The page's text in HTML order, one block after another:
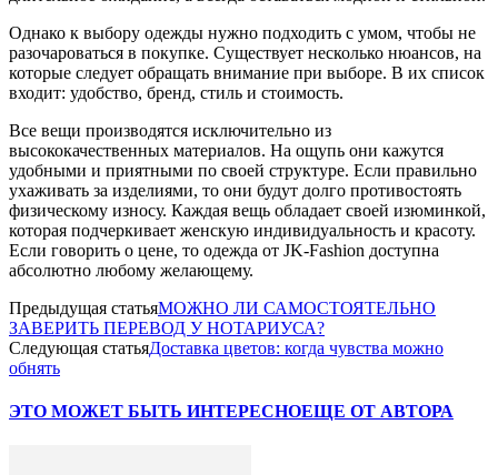
Однако к выбору одежды нужно подходить с умом, чтобы не
разочароваться в покупке. Существует несколько нюансов, на
которые следует обращать внимание при выборе. В их список
входит: удобство, бренд, стиль и стоимость.
Все вещи производятся исключительно из
высококачественных материалов. На ощупь они кажутся
удобными и приятными по своей структуре. Если правильно
ухаживать за изделиями, то они будут долго противостоять
физическому износу. Каждая вещь обладает своей изюминкой,
которая подчеркивает женскую индивидуальность и красоту.
Если говорить о цене, то одежда от JK-Fashion доступна
абсолютно любому желающему.
Предыдущая статьяМОЖНО ЛИ САМОСТОЯТЕЛЬНО
ЗАВЕРИТЬ ПЕРЕВОД У НОТАРИУСА?
Следующая статьяДоставка цветов: когда чувства можно
обнять
ЭТО МОЖЕТ БЫТЬ ИНТЕРЕСНОЕЩЕ ОТ АВТОРА